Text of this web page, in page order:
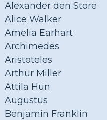
Alexander den Store
Alice Walker
Amelia Earhart
Archimedes
Aristoteles
Arthur Miller
Attila Hun
Augustus
Benjamin Franklin